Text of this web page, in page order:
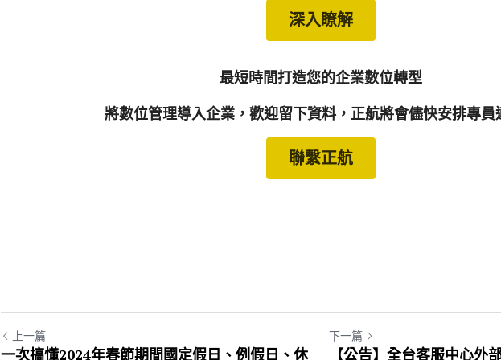
深入瞭解
最短時間打造您的企業數位轉型
將數位管理導入企業，歡迎留下資料，正航將會儘快安排專
聯繫正航
上一篇
一次搞懂2024年春節期間國定假日、例假日、休
下一篇
【公告】全台客服中心外